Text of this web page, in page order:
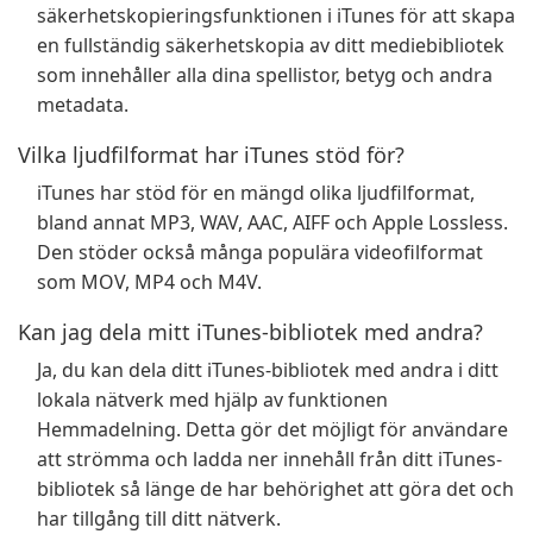
säkerhetskopieringsfunktionen i iTunes för att skapa
en fullständig säkerhetskopia av ditt mediebibliotek
som innehåller alla dina spellistor, betyg och andra
metadata.
Vilka ljudfilformat har iTunes stöd för?
iTunes har stöd för en mängd olika ljudfilformat,
bland annat MP3, WAV, AAC, AIFF och Apple Lossless.
Den stöder också många populära videofilformat
som MOV, MP4 och M4V.
Kan jag dela mitt iTunes-bibliotek med andra?
Ja, du kan dela ditt iTunes-bibliotek med andra i ditt
lokala nätverk med hjälp av funktionen
Hemmadelning. Detta gör det möjligt för användare
att strömma och ladda ner innehåll från ditt iTunes-
bibliotek så länge de har behörighet att göra det och
har tillgång till ditt nätverk.